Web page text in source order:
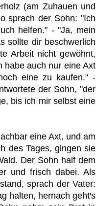
(am Zuhauen und
sprach der Sohn: "Ich
helfen." - "Ja, mein
sollte dir beschwerlich
Arbeit nicht gewöhnt,
habe auch nur eine Axt
eine zu kaufen." -
der Sohn, "der
bis ich mir selbst eine
eine Axt, und am
des Tages, gingen sie
Der Sohn half dem
und frisch dabei. Als
sprach der Vater:
halten, hernach geht's